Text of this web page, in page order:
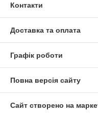
Контакти
Доставка та оплата
Графік роботи
Повна версія сайту
Сайт створено на